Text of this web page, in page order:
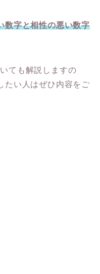
数字と相性の悪い数字
ても解説しますの
たい人はぜひ内容をご